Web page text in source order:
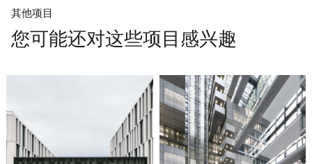
其他项目
您可能还对这些项目感兴趣